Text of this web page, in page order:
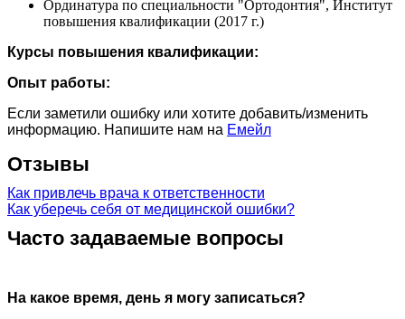
Ординатура по специальности "Ортодонтия", Институт
повышения квалификации (2017 г.)
Курсы повышения квалификации:
Опыт работы:
Если заметили ошибку или хотите добавить/изменить
информацию. Напишите нам на Емейл
Отзывы
Как привлечь врача к ответственности
Как уберечь себя от медицинской ошибки?
Часто задаваемые вопросы
На какое время, день я могу записаться?